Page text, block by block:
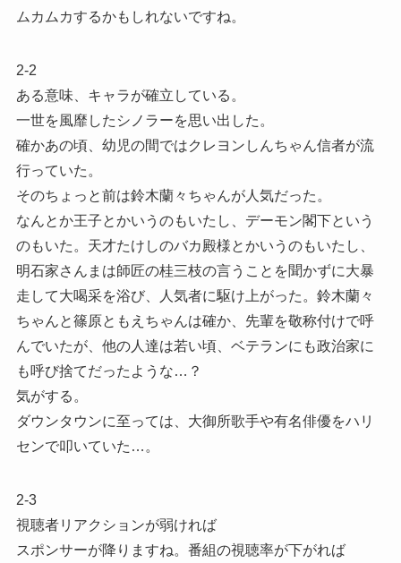
ムカムカするかもしれないですね。
2-2
ある意味、キャラが確立している。
一世を風靡したシノラーを思い出した。
確かあの頃、幼児の間ではクレヨンしんちゃん信者が流
行っていた。
そのちょっと前は鈴木蘭々ちゃんが人気だった。
なんとか王子とかいうのもいたし、デーモン閣下という
のもいた。天才たけしのバカ殿様とかいうのもいたし、
明石家さんまは師匠の桂三枝の言うことを聞かずに大暴
走して大喝采を浴び、人気者に駆け上がった。鈴木蘭々
ちゃんと篠原ともえちゃんは確か、先輩を敬称付けで呼
んでいたが、他の人達は若い頃、ベテランにも政治家に
も呼び捨てだったような…？
気がする。
ダウンタウンに至っては、大御所歌手や有名俳優をハリ
センで叩いていた…。
2-3
視聴者リアクションが弱ければ
スポンサーが降りますね。番組の視聴率が下がれば